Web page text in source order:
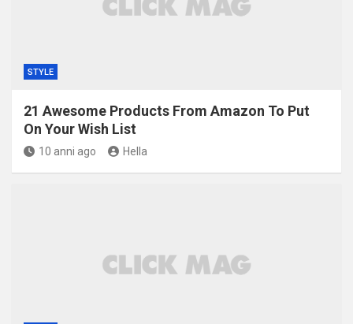
STYLE
21 Awesome Products From Amazon To Put
On Your Wish List
10 anni ago Hella